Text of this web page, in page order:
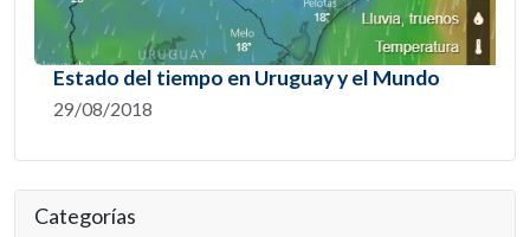
Estado del tiempo en Uruguay y el Mundo
29/08/2018
Categorías